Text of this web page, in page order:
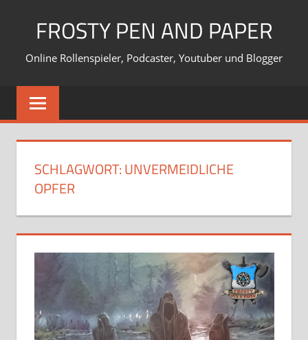
FROSTY PEN AND PAPER
Online Rollenspieler, Podcaster, Youtuber und Blogger
SCHLAGWORT:UNVERMEIDLICHE
OPFER